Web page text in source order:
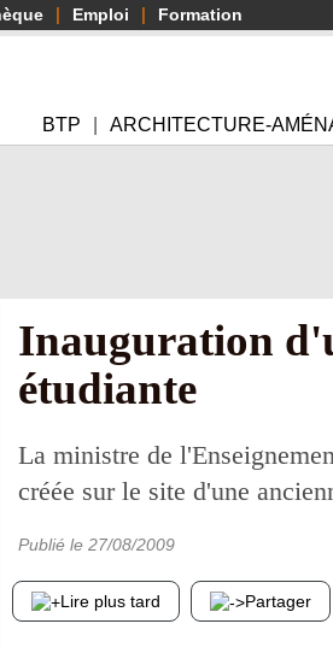
Emploi Formation
BTP ARCHITECTURE-
Inauguration
étudiante
La ministre de
créée sur le site d'une
Publié le 27/08/2009
Lire plus tard Partager